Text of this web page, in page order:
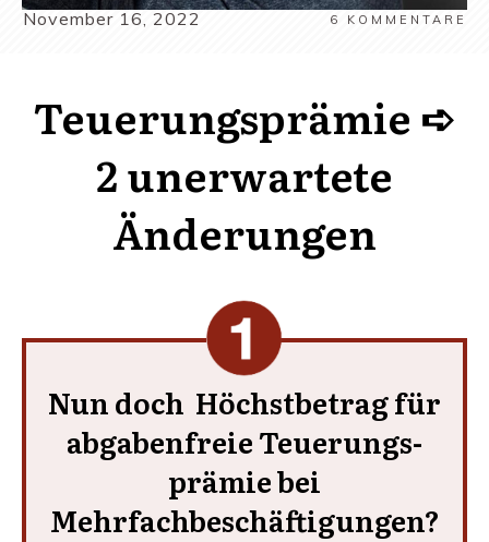
November 16, 2022 6 KOMMENTARE
Teuerungsprämie ➪
2 unerwartete
Änderungen
Nun doch Höchst­be­trag für
abga­ben­freie Teue­rungs­
prä­mie bei
Mehrfachbeschäftigungen?